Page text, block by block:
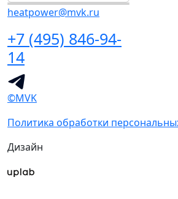
heatpower@mvk.ru
+7 (495) 846-94-
14
©MVK
Политика обработки
Дизайн